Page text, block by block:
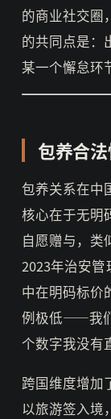
的商业社交圈
的共同点是：
某一个懈怠环
包养合
包养关系在中
核心在于无明
自愿赠与，类
2023年治安
中在明码标价
例极低——我
个数字我没有
跨国维度增加
以旅游签入境